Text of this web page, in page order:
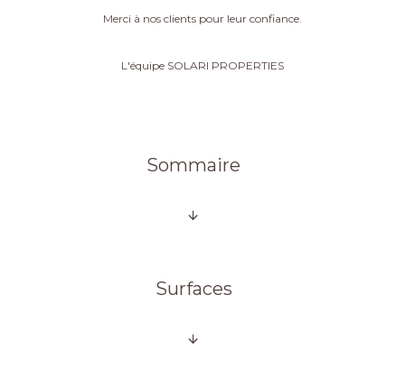
Merci à nos clients pour leur confiance.
L'équipe SOLARI PROPERTIES
Sommaire
Surfaces